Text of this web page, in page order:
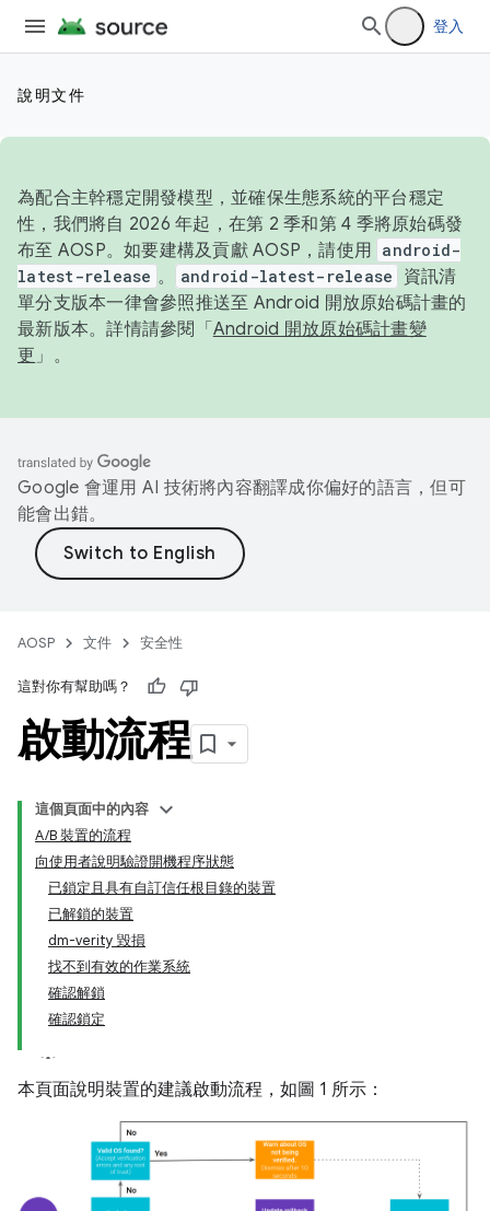
登入
說明文件
為配合主幹穩定開發模型，並確保生態系統的平台穩定
性，我們將自 2026 年起，在第 2 季和第 4 季將原始碼發
布至 AOSP。如要建構及貢獻 AOSP，請使用 android-
latest-release 。 android-latest-release
資訊清
單分支版本一律會參照推送至 Android 開放原始碼計畫的
最新版本。詳情請參閱「 Android 開放原始碼計畫變
更 」。
Google 會運用 AI 技術將內容翻譯成你偏好的語言，但可
能會出錯。
AOSP 文件 安全性
這對你有幫助嗎？
啟動流程
這個頁面中的內容
A/B 裝置的流程
向使用者說明驗證開機程序狀態
已鎖定且具有自訂信任根目錄的裝置
已解鎖的裝置
dm-verity 毀損
找不到有效的作業系統
確認解鎖
確認鎖定
本頁面說明裝置的建議啟動流程，如圖 1 所示：